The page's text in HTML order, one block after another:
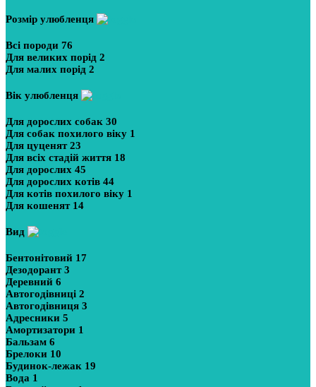
Розмір улюбленця
Всі породи 76
Для великих порід 2
Для малих порід 2
Вік улюбленця
Для дорослих собак 30
Для собак похилого віку 1
Для цуценят23
Для всіх стадій життя 18
Для дорослих 45
Для дорослих котів 44
Для котів похилого віку 1
Для кошенят 14
Вид
Бентонітовий 17
Дезодорант3
Деревний 6
Автогодівниці 2
Автогодівниця 3
Адресники 5
Амортизатори 1
Бальзам 6
Брелоки 10
Будинок-лежак 19
Вода 1